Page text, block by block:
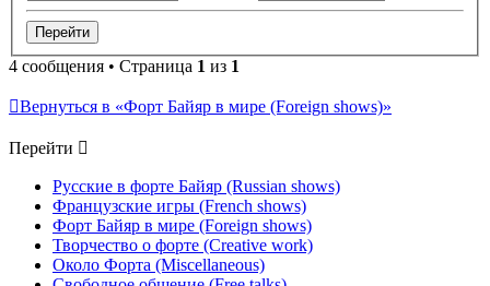
4 сообщения • Страница 1 из 1
Вернуться в «Форт Байяр в мире (Foreign shows)»
Перейти
Русские в форте Байяр (Russian shows)
Французские игры (French shows)
Форт Байяр в мире (Foreign shows)
Творчество о форте (Creative work)
Около Форта (Miscellaneous)